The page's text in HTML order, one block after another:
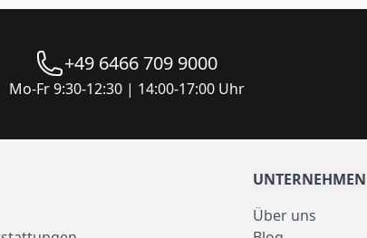
+49 6466 709 9000
Mo-Fr 9:30-12:30 | 14:00-17:00 Uhr
UNTERNEHMEN
Über uns